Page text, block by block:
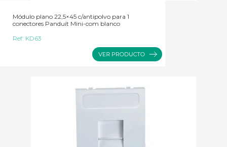
Módulo plano 22,5×45 c/antipolvo para 1
conectores Panduit Mini-com blanco
Ref: KD63